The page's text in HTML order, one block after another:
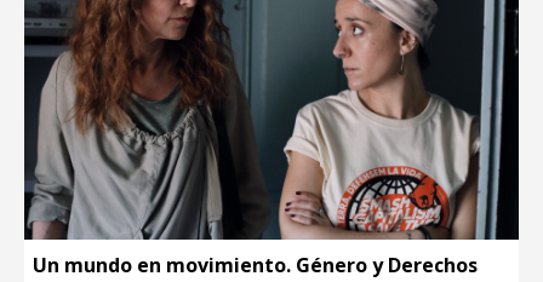
Un mundo en movimiento. Género y Derechos